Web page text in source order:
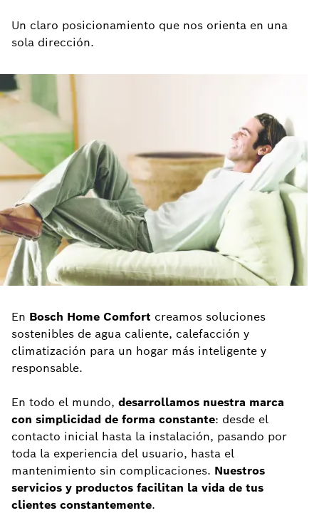
Un claro posicionamiento que nos orienta en una
sola dirección.
En Bosch Home Comfort creamos soluciones
sostenibles de agua caliente, calefacción y
climatización para un hogar más inteligente y
responsable.
En todo el mundo, desarrollamos nuestra marca
con simplicidad de forma constante: desde el
contacto inicial hasta la instalación, pasando por
toda la experiencia del usuario, hasta el
mantenimiento sin complicaciones. Nuestros
servicios y productos facilitan la vida de tus
clientes constantemente.